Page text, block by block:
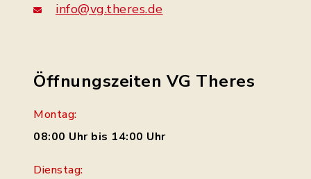
info@vg.theres.de
Öffnungszeiten VG Theres
Montag:
08:00 Uhr bis 14:00 Uhr
Dienstag: